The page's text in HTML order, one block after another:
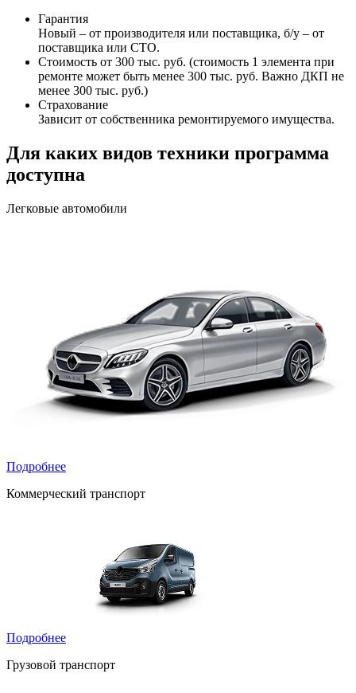
Гарантия
Новый – от производителя или поставщика, б/у – от
поставщика или СТО.
Стоимость от 300 тыс. руб. (стоимость 1 элемента при
ремонте может быть менее 300 тыс. руб. Важно ДКП не
менее 300 тыс. руб.)
Страхование
Зависит от собственника ремонтируемого имущества.
Для каких видов техники программа
доступна
Легковые автомобили
Подробнее
Коммерческий транспорт
Подробнее
Грузовой транспорт